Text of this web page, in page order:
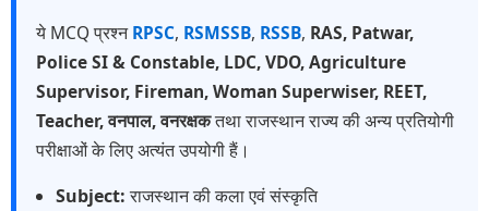
ये MCQ प्रश्नRPSC, RSMSSB, RSSB, RAS, Patwar,
Police SI & Constable, LDC, VDO, Agriculture
Supervisor, Fireman, Woman Superwiser, REET,
Teacher, वनपाल, वनरक्षकतथा राजस्थान राज्य की अन्य प्रतियोगी
परीक्षाओं के लिए अत्यंत उपयोगी हैं।
Subject:राजस्थान की कला एवं संस्कृति